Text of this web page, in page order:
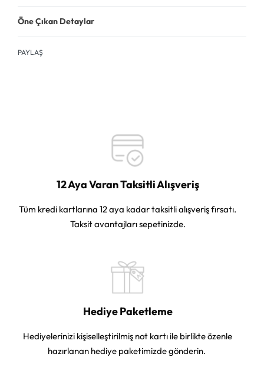
Öne Çıkan Detaylar
PAYLAŞ
12 Aya Varan Taksitli Alışveriş
Tüm kredi kartlarına 12 aya kadar taksitli alışveriş fırsatı.
Taksit avantajları sepetinizde.
Hediye Paketleme
Hediyelerinizi kişiselleştirilmiş not kartı ile birlikte özenle
hazırlanan hediye paketimizde gönderin.